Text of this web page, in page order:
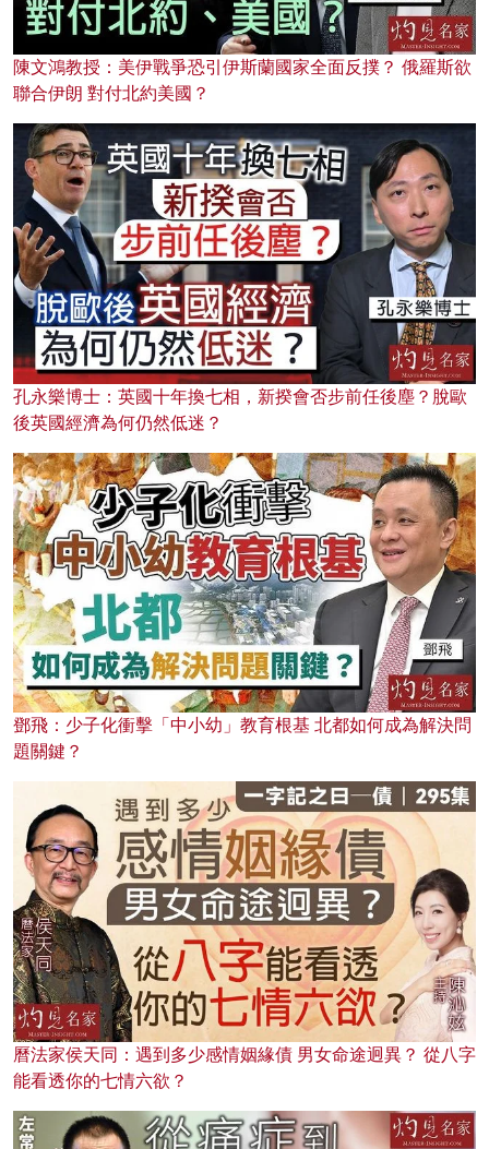
陳文鴻教授：美伊戰爭恐引伊斯蘭國家全面反撲？ 俄羅斯欲
聯合伊朗 對付北約美國？
孔永樂博士：英國十年換七相，新揆會否步前任後塵？脫歐
後英國經濟為何仍然低迷？
鄧飛：少子化衝擊「中小幼」教育根基 北都如何成為解決問
題關鍵？
曆法家侯天同：遇到多少感情姻緣債 男女命途迥異？ 從八字
能看透你的七情六欲？